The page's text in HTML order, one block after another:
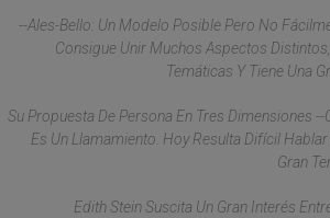
--Ales-Bello: Un Modelo Posible Pero No
Consigue Unir Muchos Aspectos
Temáticas Y Tiene Una
Su Propuesta De Persona En Tres Dimensiones
Es Un Llamamiento. Hoy Resulta Difícil
Gran
Edith Stein Suscita Un Gran Interés